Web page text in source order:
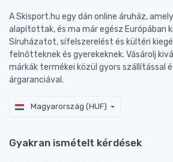
A Skisport.hu egy dán online áruház,
alapítottak, és ma már egész Európában
Síruházatot, sífelszerelést és kültéri
felnőtteknek és gyerekeknek. Vásárolj
márkák termékei közül gyors szállítással
árgaranciával.
Magyarország (HUF)
Gyakran ismételt kérdések